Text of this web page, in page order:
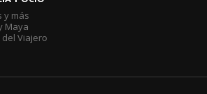
y más
Maya
del Viajero